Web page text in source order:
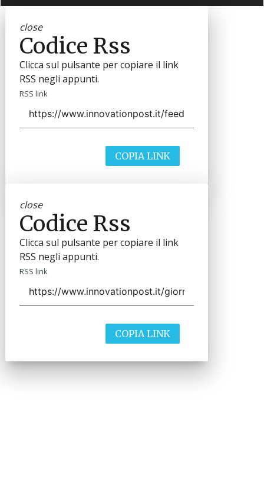
close
Codice Rss
Clicca sul pulsante per copiare il link
RSS negli appunti.
RSS link
COPIA LINK
close
Codice Rss
Clicca sul pulsante per copiare il link
RSS negli appunti.
RSS link
COPIA LINK